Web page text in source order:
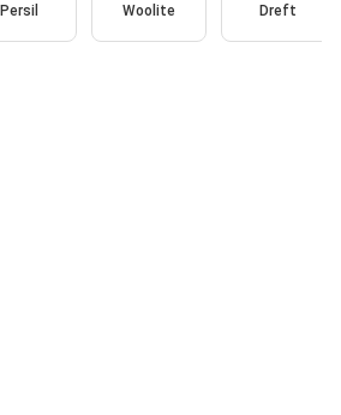
Persil Woolite Dreft